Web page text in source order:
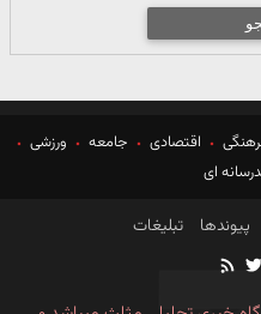
اقتصادی جامعه
ورزشی
ای
پیوندها تبلیغات